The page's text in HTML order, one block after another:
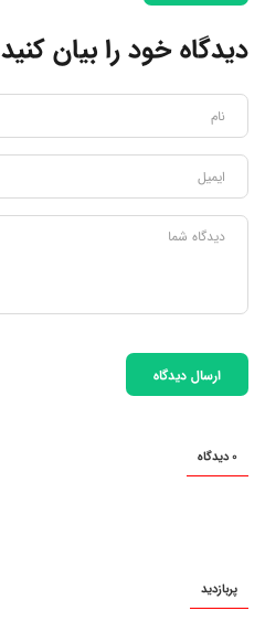
دیدگاه خود را بیان کنید
ارسال دیدگاه
0 دیدگاه
پربازدید